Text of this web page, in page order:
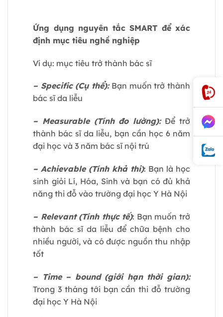
Ứng dụng nguyên tắc SMART để xác
định mục tiêu nghề nghiệp
Ví dụ: mục tiêu trở thành bác sĩ
– Specific (Cụ thể): Bạn muốn trở thành
bác sĩ da liễu
– Measurable (Tính đo lường):Để trở
thành bác sĩ da liễu, bạn cần học 6 năm
đại học và 3 năm bác sĩ nội trú
– Achievable (Tính khả thi): Bạn là học
sinh giỏi Lí, Hóa, Sinh và bạn có đủ khả
năng thi đỗ vào trường đại học Y Hà Nội
– Relevant (Tính thực tế): Bạn muốn trở
thành bác sĩ da liễu để chữa bệnh cho
nhiều người, và có được nguồn thu nhập
tốt
– Time – bound (giới hạn thời gian):
Trong 3 tháng tới bạn cần thi đỗ trường
đại học Y Hà Nội